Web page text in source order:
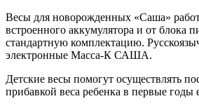
Весы для новорожденных «Саша»
встроенного аккумулятора и от блока
стандартную комплектацию.
электронные Масса-К САША.
Детские весы помогут осуществлять
прибавкой веса ребенка в первые годы